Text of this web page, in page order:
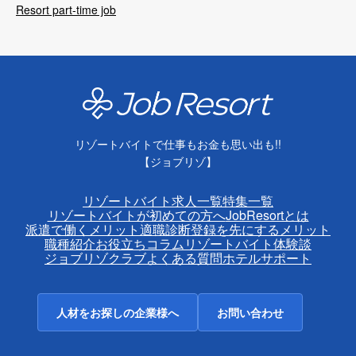
Resort part-time job
リゾートバイトで仕事もお金も思い出も!!
【ジョブリゾ】
リゾートバイト求人一覧特集一覧
リゾートバイトが初めての方へJobResortとは
派遣で働くメリット適職診断登録を先にするメリット
職種紹介お役立ちコラムリゾートバイト体験談
ジョブリゾクラブよくある質問ホテルサポート
人材をお探しの企業様へ お問い合わせ